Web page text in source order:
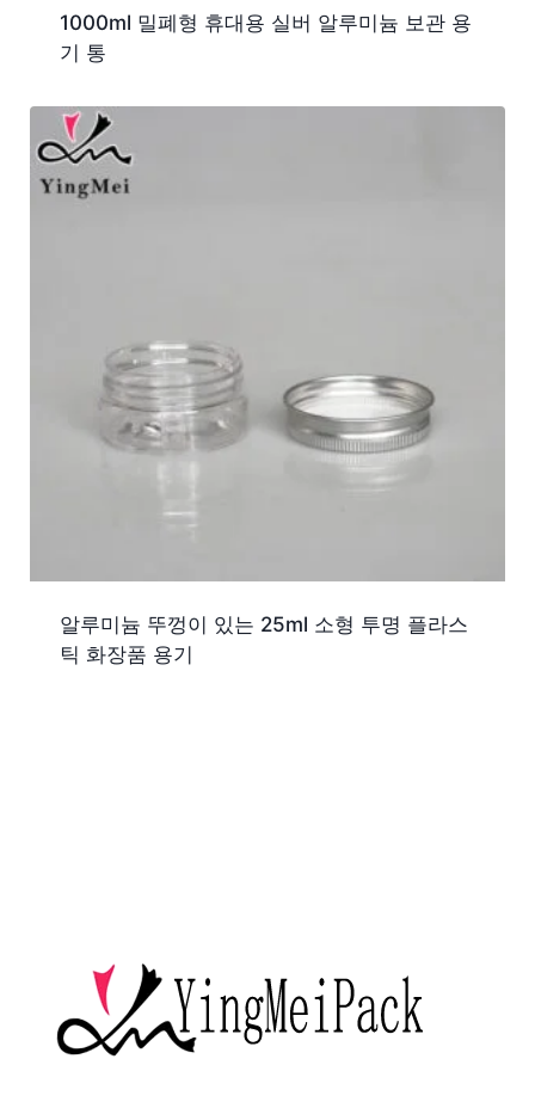
1000ml 밀폐형 휴대용 실버 알루미늄 보관 용
기 통
알루미늄 뚜껑이 있는 25ml 소형 투명 플라스
틱 화장품 용기